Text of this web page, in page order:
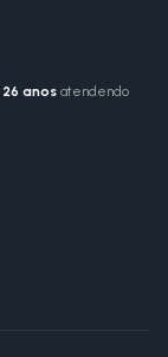
26 anos atendendo